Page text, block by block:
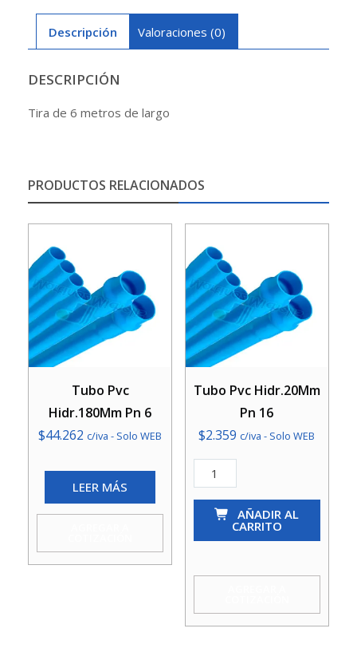
Descripción Valoraciones (0)
DESCRIPCIÓN
Tira de 6 metros de largo
PRODUCTOS RELACIONADOS
Tubo Pvc
Hidr.180Mm Pn 6
$44.262 c/iva - Solo WEB
LEER MÁS
Tubo Pvc Hidr.20Mm
Pn 16
$2.359 c/iva - Solo WEB
Tubo
Pvc
Hidr.20Mm
cantidad
AÑADIR AL
CARRITO